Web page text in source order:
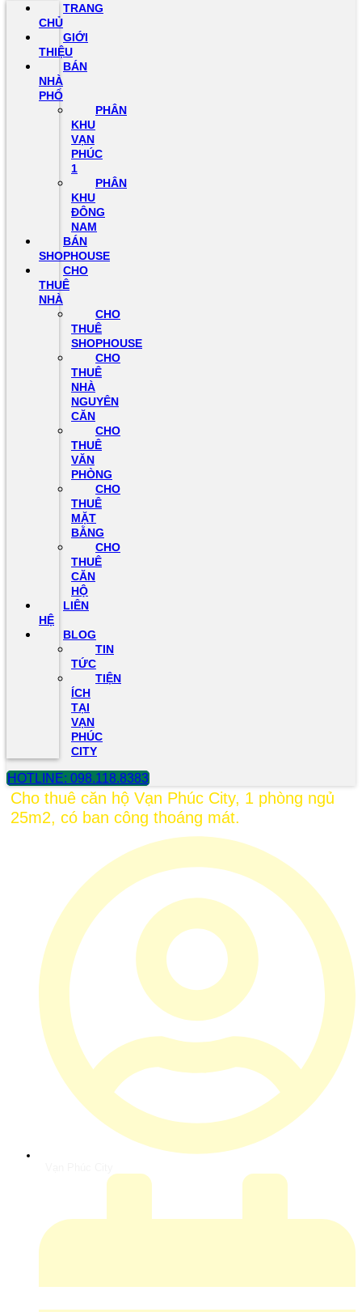
TRANG
CHỦ
GIỚI
THIỆU
BÁN
NHÀ
PHỐ
PHÂN
KHU
VẠN
PHÚC
1
PHÂN
KHU
ĐÔNG
NAM
BÁN
SHOPHOUSE
CHO
THUÊ
NHÀ
CHO
THUÊ
SHOPHOUSE
CHO
THUÊ
NHÀ
NGUYÊN
CĂN
CHO
THUÊ
VĂN
PHÒNG
CHO
THUÊ
MẶT
BẰNG
CHO
THUÊ
CĂN
HỘ
LIÊN
HỆ
BLOG
TIN
TỨC
TIỆN
ÍCH
TẠI
VẠN
PHÚC
CITY
HOTLINE: 098.118.8383
Cho thuê căn hộ Vạn Phúc City, 1 phòng ngủ
25m2, có ban công thoáng mát.